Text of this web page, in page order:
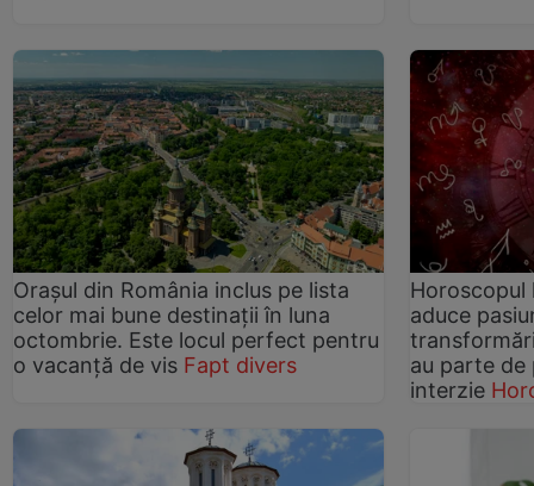
Orașul din România inclus pe lista
celor mai bune destinații în luna
octombrie. Este locul perfect pentru
o vacanță de vis Fapt divers
aduce
au parte
interzie